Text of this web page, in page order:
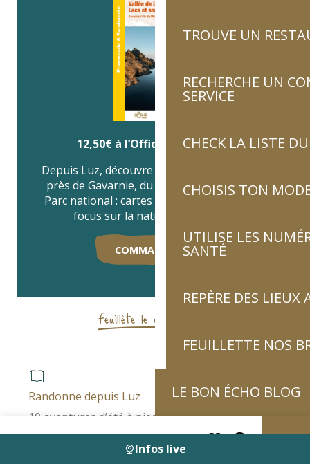
TROUVE UN
RECHERCHE UN
SERVICE
CHECK LA LISTE
CHOISIS TON
UTILISE LES
SANTÉ
REPÈRE DES LIEUX
FEUILLETTE NOS
LE BON ÉCHO BLOG
12,50€ à l’Office de tourisme
Depuis Luz, découvre 20 randos grandioses
près de Gavarnie, du Pic du Midi et dans le
Parc national : cartes IGN, infos montagne,
focus sur la nature et l’histoire !
COMMANDE-LE !
Feuillète le carnet rando
Randonne depuis Luz
10 aventures d’été à pied au départ de Luz-
Saint-Sauveur et Luz Ardiden
Infos live